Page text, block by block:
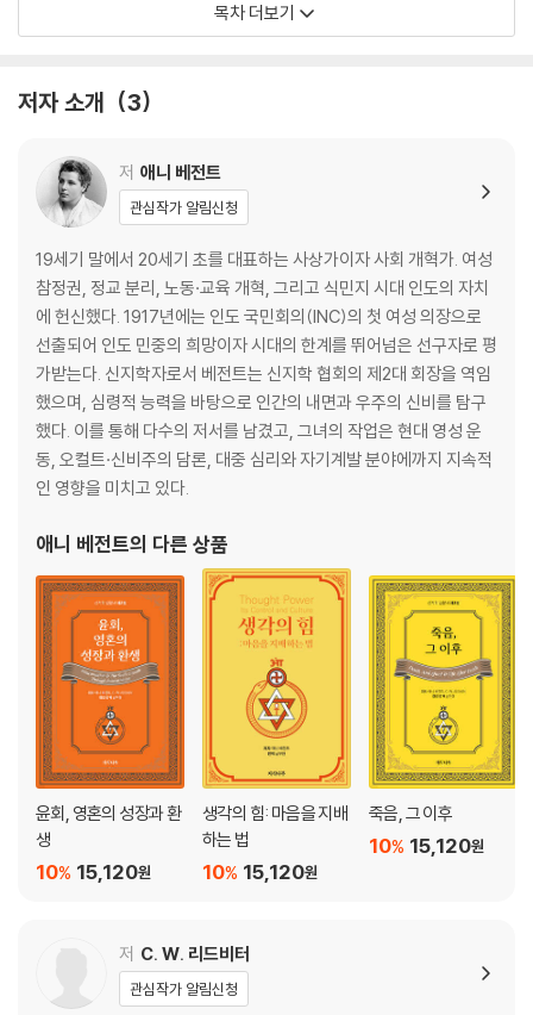
(2) 관찰자와 기록자의 역할
(1) 의식의 렌즈를 통한 미시 세계의 관찰
(2) 생명력 있는 원자의 실재와 제어
(3) 현대 과학 vs. 투시 관찰
4) 실험 환경의 제약과 극복
(1) 연구 초기 물리적 시료 확보 문제
(2) 순수 원소의 탐구 방법
(3) 공간의 제약을 벗어난 원격 투시
(4) 희귀 원소의 합성 실험
(5) 자연 정령들의 탐색 지원
5) 오류를 차단하는 검증 프로토콜
(1) 원소 식별을 위한 계수와 원자량 대조
(2) 이중 맹검과 소듐의 발견
6) 핵심 연구 결과와 새로운 공리
(1) 물질의 본질: 공간-거품의 구조
(2) 물질의 궁극 입자: 아누(Anu)
(3) 형태의 결정: 기하학적 뼈대
(4) 상태의 위계: 조밀한 물질과 에테르 상태
(5) 질서의 연속성: 주기적 진화론
3. 물질의 소스 코드: 아누의 역학
1) 감각의 한계와 물질의 칠중주
(1) 조밀한 물질과 에테르 물질
(3) 임계점 너머의 세계: 차원 전이의 메커니즘
3) 코일론과 우주의 숨겨진 실체
(1) 과학의 에테르와 신지학의 코일론
(2) 초고밀도 매질과 로고스의 의지력
목차 더보기
저자 소개 3
저 애니 베전트
관심작가 알림신청
19세기 말에서 20세기 초를 대표하는 사상가이자 사회 개혁가. 여성
참정권, 정교 분리, 노동·교육 개혁, 그리고 식민지 시대 인도의 자치
에 헌신했다. 1917년에는 인도 국민회의(INC)의 첫 여성 의장으로
선출되어 인도 민중의 희망이자 시대의 한계를 뛰어넘은 선구자로 평
가받는다. 신지학자로서 베전트는 신지학 협회의 제2대 회장을 역임
했으며, 심령적 능력을 바탕으로 인간의 내면과 우주의 신비를 탐구
했다. 이를 통해 다수의 저서를 남겼고, 그녀의 작업은 현대 영성 운
동, 오컬트·신비주의 담론, 대중 심리와 자기계발 분야에까지 지속적
인 영향을 미치고 있다.
애니 베전트의 다른 상품
윤회, 영혼의 성장과 환
생
15,120원
10%
생각의 힘: 마음을 지배
하는 법
15,120원
10%
죽음, 그 이후
15,120원
10%
저 C. W. 리드비터
관심작가 알림신청